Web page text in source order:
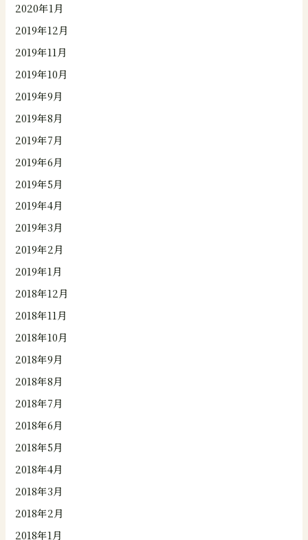
2020年1月
2019年12月
2019年11月
2019年10月
2019年9月
2019年8月
2019年7月
2019年6月
2019年5月
2019年4月
2019年3月
2019年2月
2019年1月
2018年12月
2018年11月
2018年10月
2018年9月
2018年8月
2018年7月
2018年6月
2018年5月
2018年4月
2018年3月
2018年2月
2018年1月